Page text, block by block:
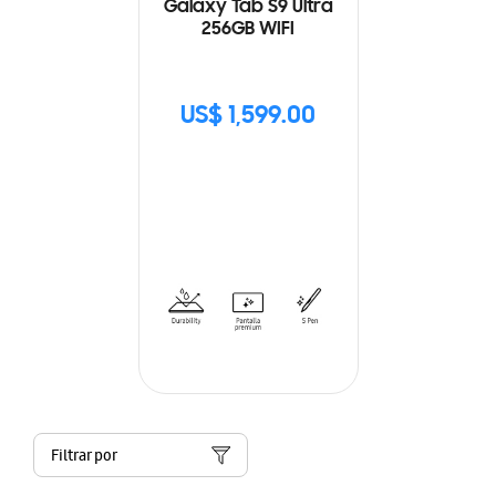
Galaxy Tab S9 Ultra
256GB WIFI
US$ 1,599.00
Filtrar por